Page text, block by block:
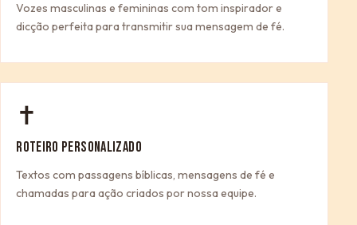
Vozes masculinas e femininas com tom inspirador e
dicção perfeita para transmitir sua mensagem de fé.
✝
ROTEIRO PERSONALIZADO
Textos com passagens bíblicas, mensagens de fé e
chamadas para ação criados por nossa equipe.